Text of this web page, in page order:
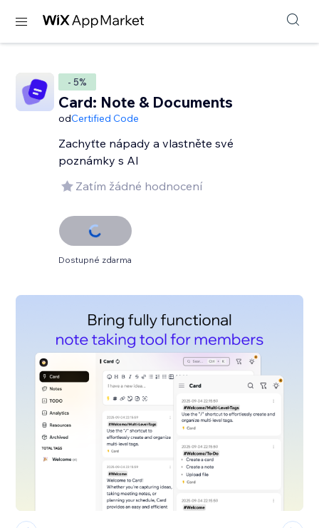
- 5%
Card: Note & Documents
odCertified Code
Zachyťte nápady a vlastněte své
poznámky s AI
Zatím žádné hodnocení
Dostupné zdarma